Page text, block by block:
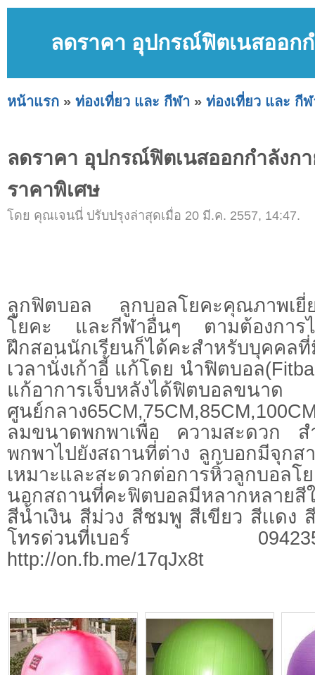
ลดราคา อุปกรณ์ฟิตเนสออก
หน้าแรก » ท่องเที่ยว และ กีฬา » ท่องเที่ยว และ กี
ลดราคา อุปกรณ์ฟิตเนสออกกำลังก
ราคาพิเศษ
โดย คุณเจนนี่ ปรับปรุงล่าสุดเมื่อ 20 มี.ค. 2557, 14:47.
ลูกฟิตบอล ลูกบอลโยคะคุณภาพเ
โยคะ และกีฬาอื่นๆ ตามต้องการ
ฝึกสอนนักเรียนก็ได้คะสำหรับบุคคลที่
เวลานั่งเก้าอี้ แก้โดย นำฟิตบอล
แก้อาการเจ็บหลังได้ฟิตบอ
ศูนย์กลาง
ลมขนาดพกพาเพื่อ ความสะดวก ส
พกพาไปยังสถานที่ต่าง ลูกบอกมีจุกส
เหมาะและสะดวกต่อการหิ้วลูกบอลโ
นอกสถานที่คะฟิตบอลมีหลากหล
สีน้ำเงิน สีม่วง สีชมพู สีเขียว สีเเดง
โทรด่วนที่เบอร์
http://on.fb.me/17qJx8t